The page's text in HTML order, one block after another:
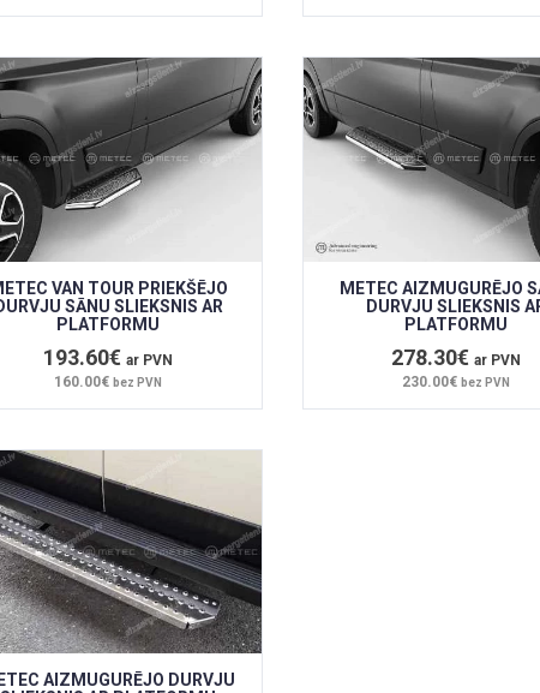
VAN TOUR PRIEKŠĒJO
SĀNU SLIEKSNIS AR
PLATFORMU
193.60€ar PVN
160.00€bez PVN
METEC AIZMUGURĒJO
DURVJU SLIEKSNIS
PLATFORMU
278.30€ ar PVN
230.00€ bez PVN
AIZMUGURĒJO DURVJU